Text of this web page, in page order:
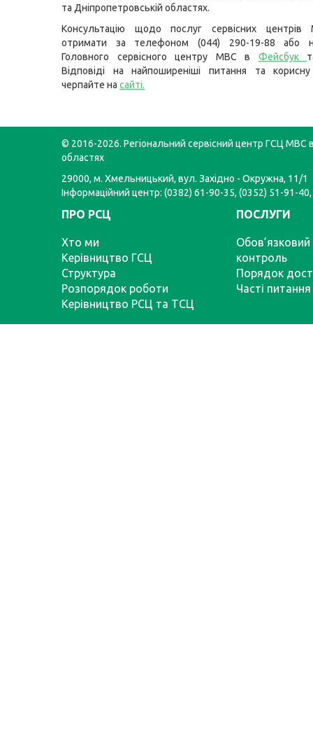
та Дніпропетровській областях.
Консультацію щодо послуг сервісних
отримати за телефоном (044) 290-19-88 або
Головного сервісного центру МВС в Фейсбук
Відповіді на найпоширеніші питання та
черпайте на сайті.
© 2016-2026. Регіональний сервісний центр ГСЦ МВС
областях
29000, м. Хмельницький, вул. Західно - Окружна, 11/1
Інформаційний центр: (0382) 61-90-35, (0352) 51-91-
ПРО РСЦ
Хто ми
Керівництво ГСЦ
Структура
Розпорядок роботи
Керівництво РСЦ та ТСЦ
ПОСЛУГИ
Обов’язковий
контроль
Порядок
Часті питання